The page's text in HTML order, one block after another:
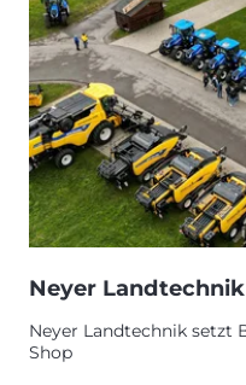
Neyer
Neyer Landtechnik setzt
Shop